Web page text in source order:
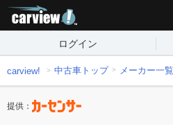
ログイン
carview! 中古車トップ メーカー一覧
提供：